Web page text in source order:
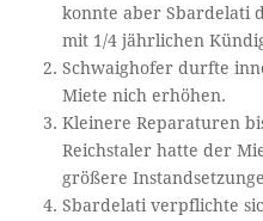
konnte aber Sbardelati
mit 1/4 jährlichen
Schwaighofer durfte
Miete nich erhöhen.
Kleinere Reparaturen
Reichstaler hatte der
größere
Sbardelati verpflichte